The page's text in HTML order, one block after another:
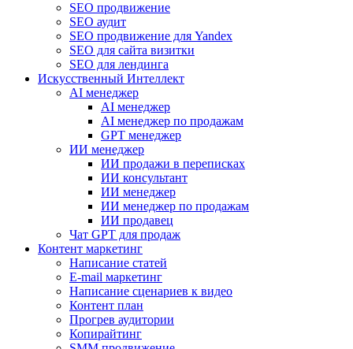
SEO продвижение
SEO аудит
SEO продвижение для Yandex
SEO для сайта визитки
SEO для лендинга
Искусственный Интеллект
AI менеджер
AI менеджер
AI менеджер по продажам
GPT менеджер
ИИ менеджер
ИИ продажи в переписках
ИИ консультант
ИИ менеджер
ИИ менеджер по продажам
ИИ продавец
Чат GPT для продаж
Контент маркетинг
Написание статей
E-mail маркетинг
Написание сценариев к видео
Контент план
Прогрев аудитории
Копирайтинг